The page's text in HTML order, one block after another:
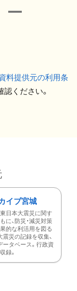
料提供元の利用条
認ください。
イブ宮城
日本大震災に関す
に、防災・減災対策
的な利活用を図る
震災の記録を収集、
ータベース。行政資
録。